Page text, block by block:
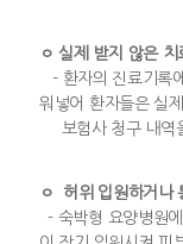
ㅇ 실제 받지 않은
- 환자의 진료기록
워넣어 환자들은 실
보험사 청구 내역
ㅇ 허위 입원하거나
- 숙박형 요양병원